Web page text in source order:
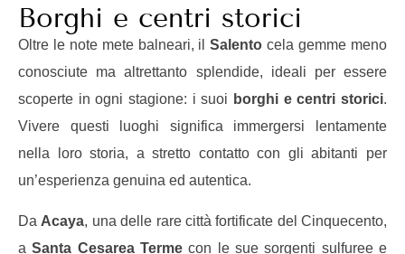
Borghi e centri storici
Oltre le note mete balneari, ilSalento cela gemme meno
conosciute ma altrettanto splendide, ideali per essere
scoperte in ogni stagione: i suoi borghi e centri storici.
Vivere questi luoghi significa immergersi lentamente
nella loro storia, a stretto contatto con gli abitanti per
un’esperienza genuina ed autentica.
Da Acaya, una delle rare città fortificate del Cinquecento,
aSanta Cesarea Terme con le sue sorgenti sulfuree e